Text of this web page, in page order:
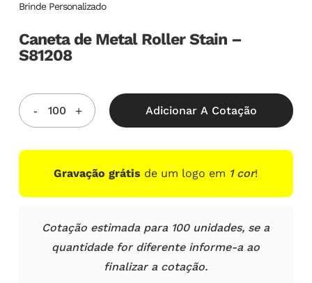
Brinde Personalizado
Caneta de Metal Roller Stain –
S81208
Adicionar A Cotação
Gravação grátis de um logo em 1 cor!
Cotação estimada para 100 unidades, se a
quantidade for diferente informe-a ao
finalizar a cotação.